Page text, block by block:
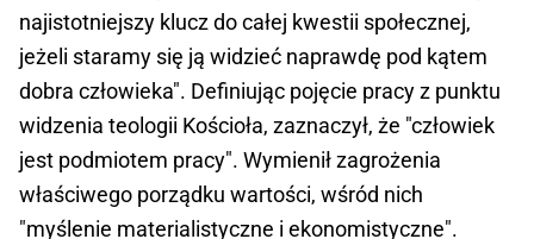
najistotniejszy klucz do całej kwestii społecznej,
jeżeli staramy się ją widzieć naprawdę pod kątem
dobra człowieka". Definiując pojęcie pracy z punktu
widzenia teologii Kościoła, zaznaczył, że "człowiek
jest podmiotem pracy". Wymienił zagrożenia
właściwego porządku wartości, wśród nich
"myślenie materialistyczne i ekonomistyczne".